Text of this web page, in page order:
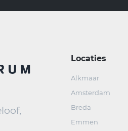
Locaties
Alkmaar
Amsterdam
Breda
Emmen